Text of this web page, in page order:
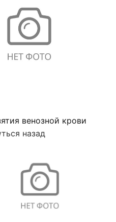
венозной крови
назад